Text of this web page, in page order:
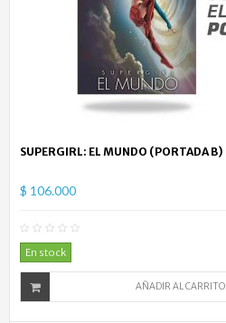
SUPERGIRL: EL MUNDO (PORTADA B)
$ 106.000
En stock
AÑADIR AL CARRITO